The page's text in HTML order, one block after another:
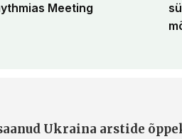
Meeting
Ukraina arstide